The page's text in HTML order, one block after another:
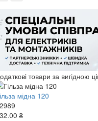
товари за вигідною
мідна 120
₴